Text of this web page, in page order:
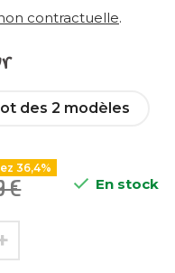
contractuelle.
des 2 modèles
36,4%
€  En stock